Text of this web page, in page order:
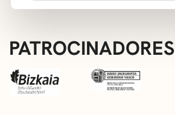
PATROCINADORES